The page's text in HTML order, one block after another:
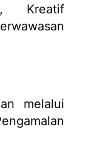
Kreatif
melalui